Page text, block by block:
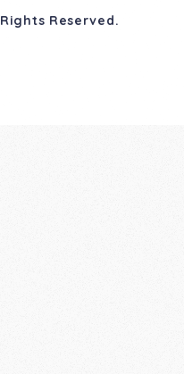
Reserved.